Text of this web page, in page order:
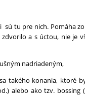
sú tu pre nich. Pomáha
a s úctou, nie je
nadriadeným,
takého konania, ktoré
alebo ako tzv. bossing